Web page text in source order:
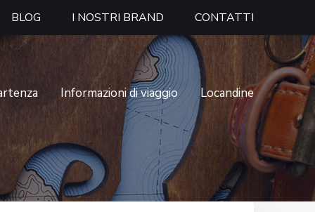
BLOG I NOSTRI BRAND CONTATTI
Informazioni di viaggio Locandine